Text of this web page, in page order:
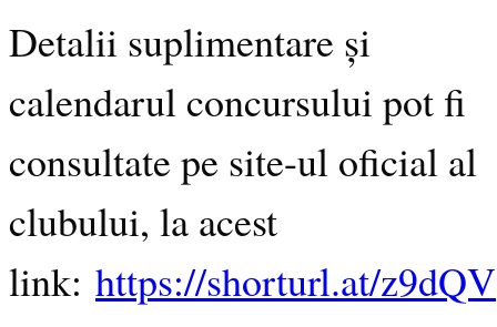
Detalii suplimentare și
calendarul concursului pot fi
consultate pe site-ul oficial al
clubului, la acest
link: https://shorturl.at/z9dQV